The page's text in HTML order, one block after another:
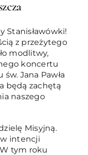
Stanisławówki!
z przeżytego
modlitwy,
koncertu
Jana Pawła
będą zachętą
naszego
Misyjną.
intencji
tym roku